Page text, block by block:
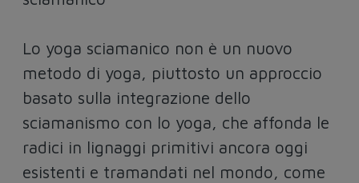
Lo yoga sciamanico non è un nuovo
metodo di yoga, piuttosto un approccio
basato sulla integrazione dello
sciamanismo con lo yoga, che affonda le
radici in lignaggi primitivi ancora oggi
esistenti e tramandati nel mondo, come